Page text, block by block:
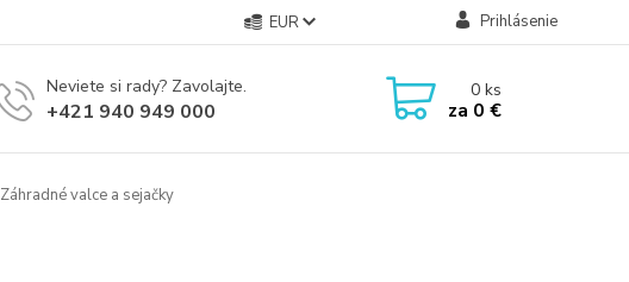
EUR Prihlásenie
Neviete si rady? Zavolajte.
+421 940 949 000
0ks
za 0 €
Záhradné valce a sejačky